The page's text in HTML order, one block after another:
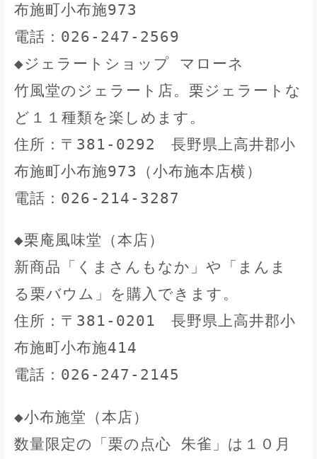
布施町小布施973
電話：026-247-2569
◆ジェラートショップ マローネ
竹風堂のジェラート店。栗ジェラートな
ど１１種類を楽しめます。
住所：〒381-0292 長野県上高井郡小
布施町小布施973（小布施本店横）
電話：026-214-3287
◆栗庵風味堂（本店）
新商品「くまさんもなか」や「まんま
る栗バウム」を購入できます。
住所：〒381-0201 長野県上高井郡小
布施町小布施414
電話：026-247-2145
◆小布施堂（本店）
数量限定の「栗の点心 朱雀」は１０月